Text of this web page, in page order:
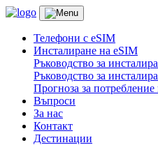
Телефони с eSIM
Инсталиране на eSIM
Ръководство за
Ръководство за
Прогноза за потребление
Въпроси
За нас
Контакт
Дестинации